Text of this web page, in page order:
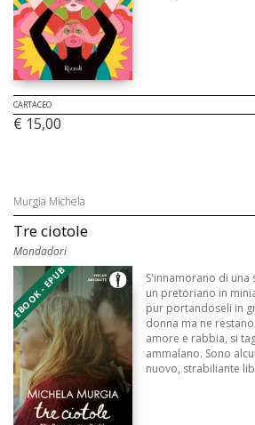
CARTACEO
€ 15,00
Murgia Michela
Tre ciotole
Mondadori
EBOOK - EPUB
S'innamorano di
un pretoriano in
pur portandoseli in
donna ma ne
amore e rabbia, si
ammalano. Sono
nuovo, strabiliante